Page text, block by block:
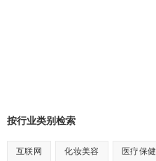
按行业类别检索
互联网 化妆美容 医疗保健